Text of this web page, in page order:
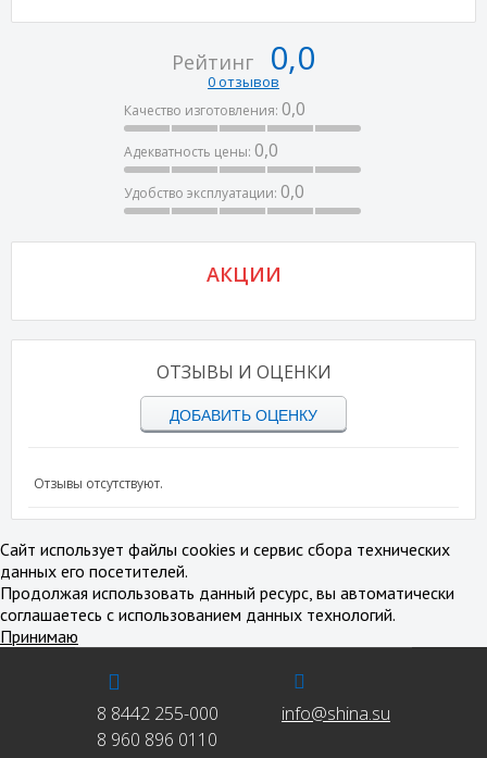
Рейтинг 0,0
0 отзывов
Качество изготовления: 0,0
Адекватность цены: 0,0
Удобство эксплуатации: 0,0
АКЦИИ
ОТЗЫВЫ И ОЦЕНКИ
ДОБАВИТЬ ОЦЕНКУ
Отзывы отсутствуют.
8 8442 255-000
8 960 896 0110
info@shina.su
Сайт использует файлы cookies и сервис сбора технических
данных его посетителей.
Продолжая использовать данный ресурс, вы автоматически
соглашаетесь с использованием данных технологий.
Принимаю